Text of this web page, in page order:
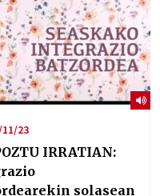
23
IRRATIAN:
solasean